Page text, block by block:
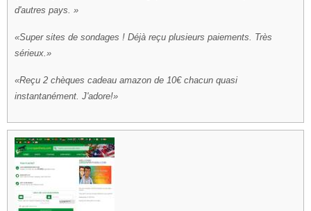
d'autres pays.
Super sites de sondages ! Déjà reçu plusieurs paiements. Très
sérieux.
Reçu 2 chèques cadeau amazon de 10€ chacun quasi
instantanément. J'adore!